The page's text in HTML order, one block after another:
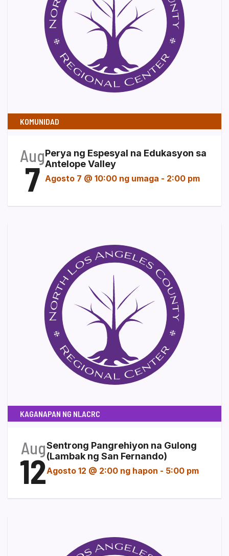
KOMUNIDAD
Aug
7
Perya ng Espesyal na Edukasyon sa
Antelope Valley
Agosto 7 @ 10:00 ng umaga - 2:00 pm
KAGANAPAN NG NLACRC
Aug
12
Sentrong Pangrehiyon na Gulong
(Lambak ng San Fernando)
Agosto 12 @ 2:00 ng hapon - 5:00 pm